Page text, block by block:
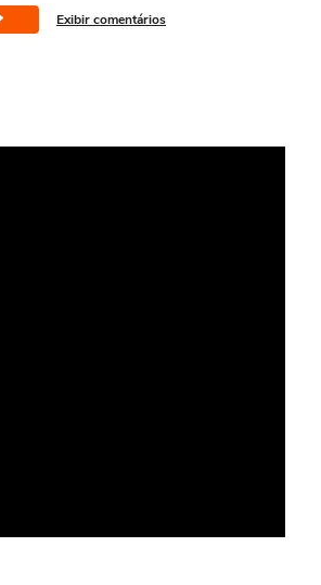
Exibir comentários